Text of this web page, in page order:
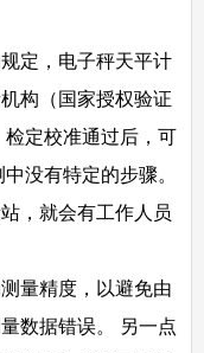
定， 电子秤天平计
构（国家授权验证
定校准通过后，可
没有特定的步骤。
，就会有工作人员
量精度，以避免由
数据错误。 另一点